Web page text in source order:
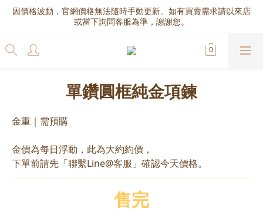
因價格波動，官網價格無法隨時手動更新。如有買賣需求請以來店
或當下詢問客服為準，謝謝您。
單鑽圓框純金項鍊
金重｜需預購
金價為每日浮動，此為大約約價，
下單前請先「聯繫Line@客服」確認今天價格。
售完